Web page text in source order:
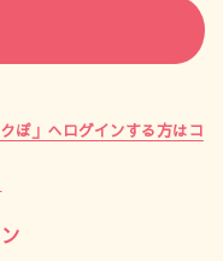
ぽ」へログインする方はコ